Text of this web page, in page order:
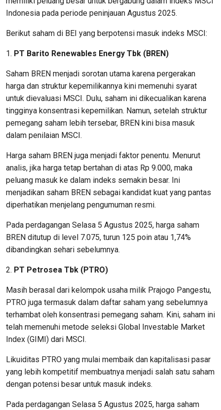
Indonesia pada periode peninjauan Agustus 2025.
Berikut saham di BEI yang berpotensi masuk indeks MSCI:
1. PT Barito Renewables Energy Tbk (BREN)
Saham BREN menjadi sorotan utama karena pergerakan
harga dan struktur kepemilikannya kini memenuhi syarat
untuk dievaluasi MSCI. Dulu, saham ini dikecualikan karena
tingginya konsentrasi kepemilikan. Namun, setelah struktur
pemegang saham lebih tersebar, BREN kini bisa masuk
dalam penilaian MSCI.
Harga saham BREN juga menjadi faktor penentu. Menurut
analis, jika harga tetap bertahan di atas Rp 9.000, maka
peluang masuk ke dalam indeks semakin besar. Ini
menjadikan saham BREN sebagai kandidat kuat yang pantas
diperhatikan menjelang pengumuman resmi.
Pada perdagangan Selasa 5 Agustus 2025, harga saham
BREN ditutup di level 7.075, turun 125 poin atau 1,74%
dibandingkan sehari sebelumnya.
2. PT Petrosea Tbk (PTRO)
Masih berasal dari kelompok usaha milik Prajogo Pangestu,
PTRO juga termasuk dalam daftar saham yang sebelumnya
terhambat oleh konsentrasi pemegang saham. Kini, saham ini
telah memenuhi metode seleksi Global Investable Market
Index (GIMI) dari MSCI.
Likuiditas PTRO yang mulai membaik dan kapitalisasi pasar
yang lebih kompetitif membuatnya menjadi salah satu saham
dengan potensi besar untuk masuk indeks.
Pada perdagangan Selasa 5 Agustus 2025, harga saham